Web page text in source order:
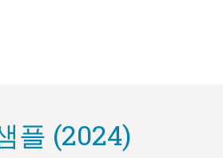
플 (2024)